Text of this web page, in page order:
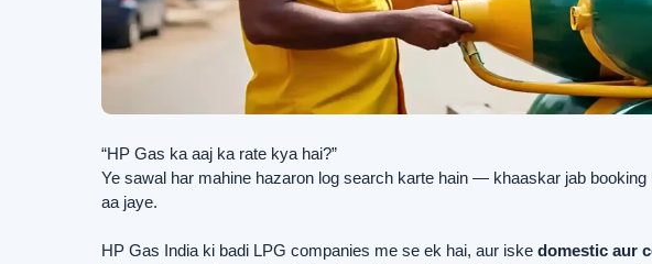
“HP Gas ka aaj ka rate kya hai?”
Ye sawal har mahine hazaron log search karte hain — khaaskar jab
aa jaye.
HP Gas India ki badi LPG companies me se ek hai, aur iske domestic aur